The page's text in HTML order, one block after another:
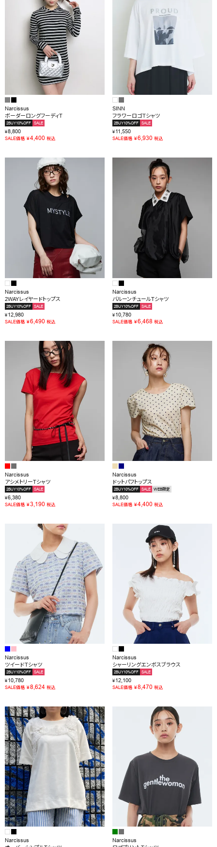
Narcissus
ボーダーロングフーディT
2BUY10%OFF SALE
¥8,800
SALE価格 ¥4,400 税込
SINN
フラワーロゴＴシャツ
2BUY10%OFF SALE
¥11,550
SALE価格 ¥6,930 税込
Narcissus
2WAYレイヤードトップス
2BUY10%OFF SALE
¥12,980
SALE価格 ¥6,490 税込
Narcissus
バルーンチュールTシャツ
2BUY10%OFF SALE
¥10,780
SALE価格 ¥6,468 税込
Narcissus
アシメトリーTシャツ
2BUY10%OFF SALE
¥6,380
SALE価格 ¥3,190 税込
Narcissus
ドットパフトップス
2BUY10%OFF SALE WEB限定
¥8,800
SALE価格 ¥4,400 税込
Narcissus
ツイードＴシャツ
2BUY10%OFF SALE
¥10,780
SALE価格 ¥8,624 税込
Narcissus
シャーリングエンボスブラウス
2BUY10%OFF SALE
¥12,100
SALE価格 ¥8,470 税込
Narcissus
Narcissus